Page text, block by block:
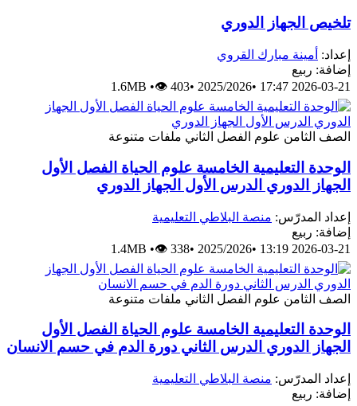
تلخيص الجهاز الدوري
إعداد: أمينة مبارك القروي
إضافة: ربيع
2026-03-21 17:47
•
2025/2026
•
1.6MB •👁 403
الصف الثامن علوم الفصل الثاني ملفات متنوعة
الوحدة التعليمية الخامسة علوم الحياة الفصل الأول
الجهاز الدوري الدرس الأول الجهاز الدوري
إعداد المدرّس: منصة البلاطي التعليمية
إضافة: ربيع
2026-03-21 13:19
•
2025/2026
•
1.4MB •👁 338
الصف الثامن علوم الفصل الثاني ملفات متنوعة
الوحدة التعليمية الخامسة علوم الحياة الفصل الأول
الجهاز الدوري الدرس الثاني دورة الدم في حسم الانسان
إعداد المدرّس: منصة البلاطي التعليمية
إضافة: ربيع